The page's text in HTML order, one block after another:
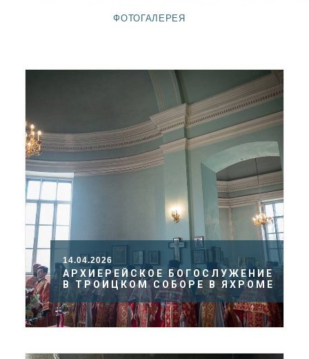
СЕРГИЕВО-ПОСАДСКОЙ
ФОТОГАЛЕРЕЯ
14.04.2026
АРХИЕРЕЙСКОЕ БОГОСЛУЖЕНИЕ
В ТРОИЦКОМ СОБОРЕ В ЯХРОМЕ